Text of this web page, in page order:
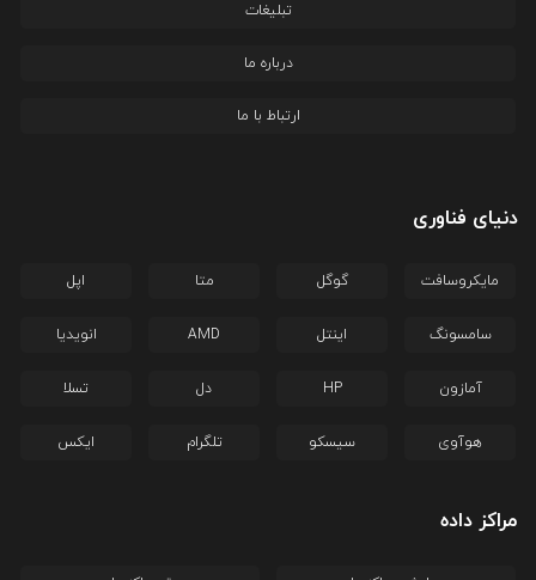
تبلیغات
درباره ما
ارتباط با ما
دنیای فناوری
مایکروسافت گوگل متا اپل
سامسونگ اینتل AMD انویدیا
آمازون HP دل تسلا
هوآوی سیسکو تلگرام ایکس
مراکز داده